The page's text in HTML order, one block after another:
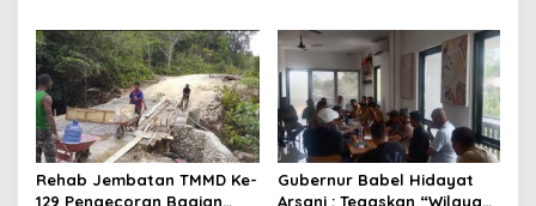
ke-81
Rehab Jembatan TMMD Ke-
129 Pengecoran Bagian
Gubernur Babel Hidayat
Arsani : Tegaskan “Wilayah